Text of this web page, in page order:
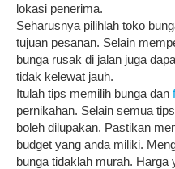
lokasi penerima.
Seharusnya pilihlah toko
tujuan pesanan. Selain
bunga rusak di jalan juga
tidak kelewat jauh.
Itulah tips memilih bunga dan
pernikahan. Selain semua
boleh dilupakan. Pastikan
budget yang anda miliki.
bunga tidaklah murah.